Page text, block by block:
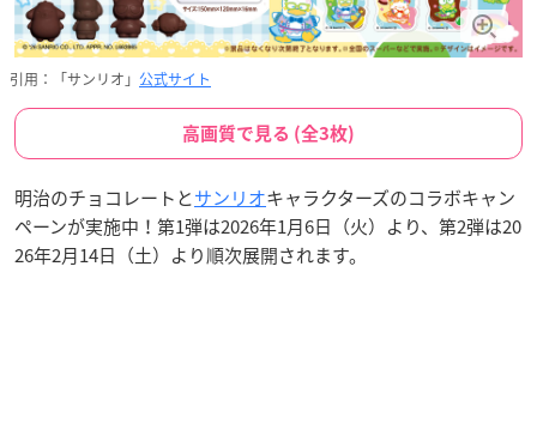
引用：「サンリオ」 公式サイト
高画質で見る (全3枚)
明治のチョコレートとサンリオキャラクターズのコラボキャン
ペーンが実施中！第1弾は2026年1月6日（火）より、第2弾は20
26年2月14日（土）より順次展開されます。